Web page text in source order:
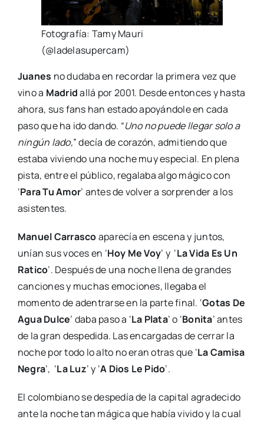
Fotografía: Tamy Mauri
(@ladelasupercam)
Juanes no dudaba en recordar la primera vez que
vino a Madridallá por 2001. Desde entonces y hasta
ahora, sus fans han estado apoyándole en cada
paso que ha ido dando. “Uno no puede llegar solo a
ningún lado,” decía de corazón, admitiendo que
estaba viviendo una noche muy especial. En plena
pista, entre el público, regalaba algo mágico con
‘Para Tu Amor’ antes de volver a sorprender a los
asistentes.
Manuel Carrascoaparecía en escena y juntos,
unían sus voces en ‘Hoy Me Voy’ y ‘La Vida Es Un
Ratico’. Después de una noche llena de grandes
canciones y muchas emociones, llegaba el
momento de adentrarse en la parte final. ‘Gotas De
Agua Dulce’ daba paso a ‘La Plata’ o ‘Bonita’ antes
de la gran despedida. Las encargadas de cerrar la
noche por todo lo alto no eran otras que ‘La Camisa
Negra’, ‘La Luz’ y ‘A Dios Le Pido’.
El colombiano se despedía de la capital agradecido
ante la noche tan mágica que había vivido y la cual